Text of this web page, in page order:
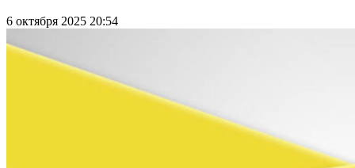
6 октября 2025 20:54